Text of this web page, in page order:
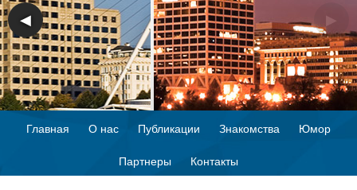
◀ ▶
Главная О нас Публикации Знакомства Юмор
Партнеры Контакты